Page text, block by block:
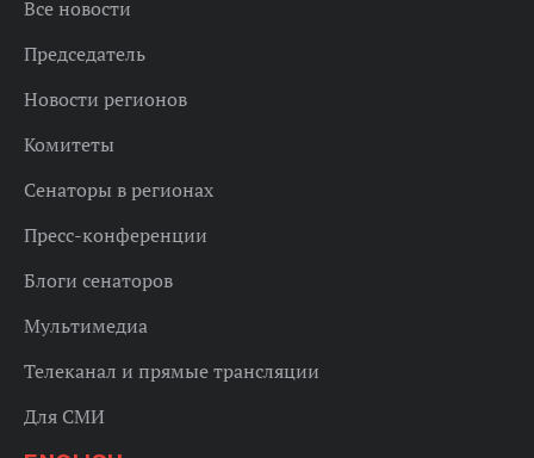
Все новости
Председатель
Новости регионов
Комитеты
Сенаторы в регионах
Пресс-конференции
Блоги сенаторов
Мультимедиа
Телеканал и прямые трансляции
Для СМИ